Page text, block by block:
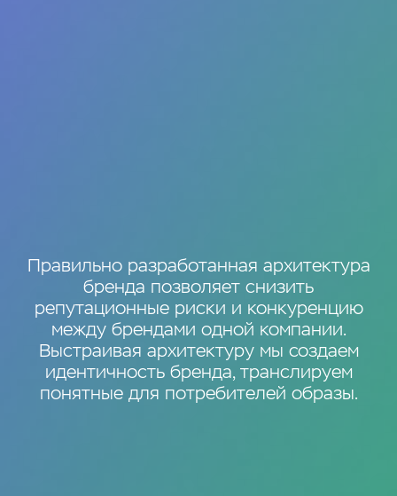
Правильно разработанная архитектура
бренда позволяет снизить
репутационные риски и конкуренцию
между брендами одной компании.
Выстраивая архитектуру мы создаем
идентичность бренда, транслируем
понятные для потребителей образы.